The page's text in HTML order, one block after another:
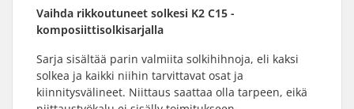
Vaihda rikkoutuneet solkesi K2 C15 -
komposiittisolkisarjalla
Sarja sisältää parin valmiita solkihihnoja, eli kaksi
solkea ja kaikki niihin tarvittavat osat ja
kiinnitysvälineet. Niittaus saattaa olla tarpeen, eikä